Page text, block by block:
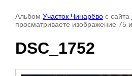
Альбом Участок Чинарёво с сайта
просматриваете изображение 75
DSC_1752